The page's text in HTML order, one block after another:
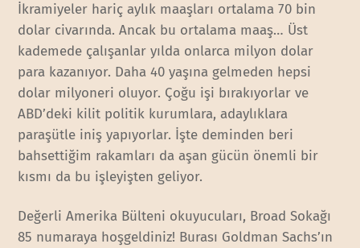
İkramiyeler hariç aylık maaşları ortalama 70 bin
dolar civarında. Ancak bu ortalama maaş… Üst
kademede çalışanlar yılda onlarca milyon dolar
para kazanıyor. Daha 40 yaşına gelmeden hepsi
dolar milyoneri oluyor. Çoğu işi bırakıyorlar ve
ABD’deki kilit politik kurumlara, adaylıklara
paraşütle iniş yapıyorlar. İşte deminden beri
bahsettiğim rakamları da aşan gücün önemli bir
kısmı da bu işleyişten geliyor.
Değerli Amerika Bülteni okuyucuları, Broad Sokağı
85 numaraya hoşgeldiniz! Burası Goldman Sachs’ın